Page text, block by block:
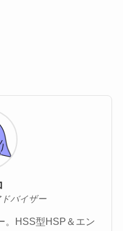
バイザー
。HSS型HSP＆エン